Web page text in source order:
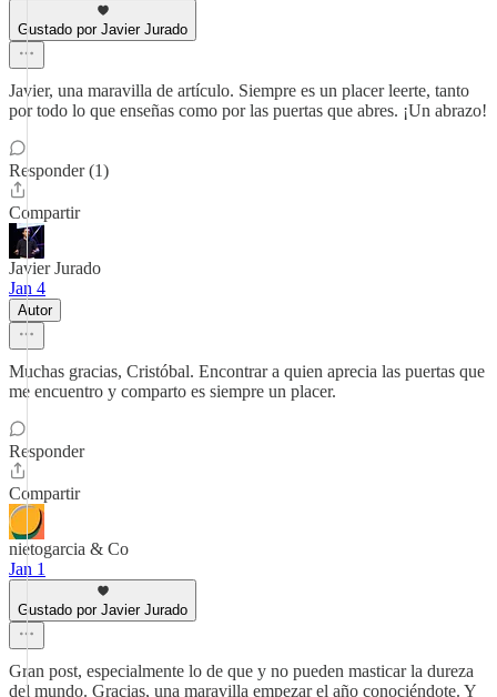
Gustado por Javier Jurado
Javier, una maravilla de artículo. Siempre es un placer leerte, tanto
por todo lo que enseñas como por las puertas que abres. ¡Un abrazo!
Responder (1)
Compartir
Javier Jurado
Jan 4
Autor
Muchas gracias, Cristóbal. Encontrar a quien aprecia las puertas que
me encuentro y comparto es siempre un placer.
Responder
Compartir
nietogarcia & Co
Jan 1
Gustado por Javier Jurado
Gran post, especialmente lo de que y no pueden masticar la dureza
del mundo. Gracias, una maravilla empezar el año conociéndote. Y